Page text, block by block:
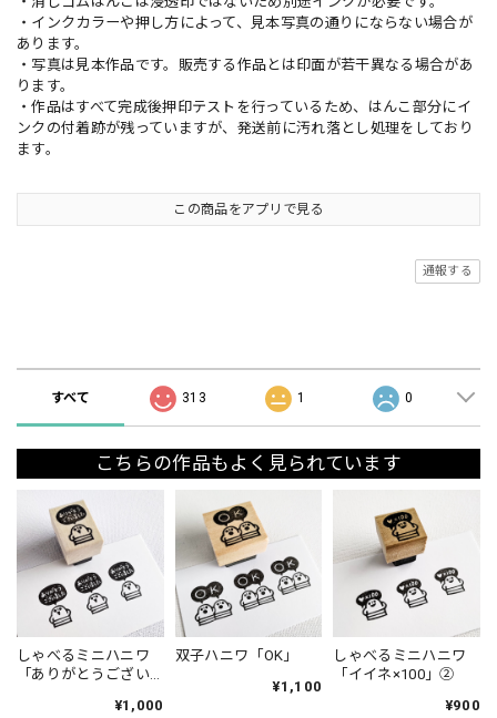
・インクカラーや押し方によって、見本写真の通りにならない場合が
あります。
・写真は見本作品です。販売する作品とは印面が若干異なる場合があ
ります。
・作品はすべて完成後押印テストを行っているため、はんこ部分にイ
ンクの付着跡が残っていますが、発送前に汚れ落とし処理をしており
ます。
この商品をアプリで見る
通報する
すべて 313 1 0
こちらの作品もよく見られています
しゃべるミニハニワ
「ありがとうござい
¥1,000
双子ハニワ「OK」
¥1,100
しゃべるミニハニワ
「イイネ×100」②
¥900